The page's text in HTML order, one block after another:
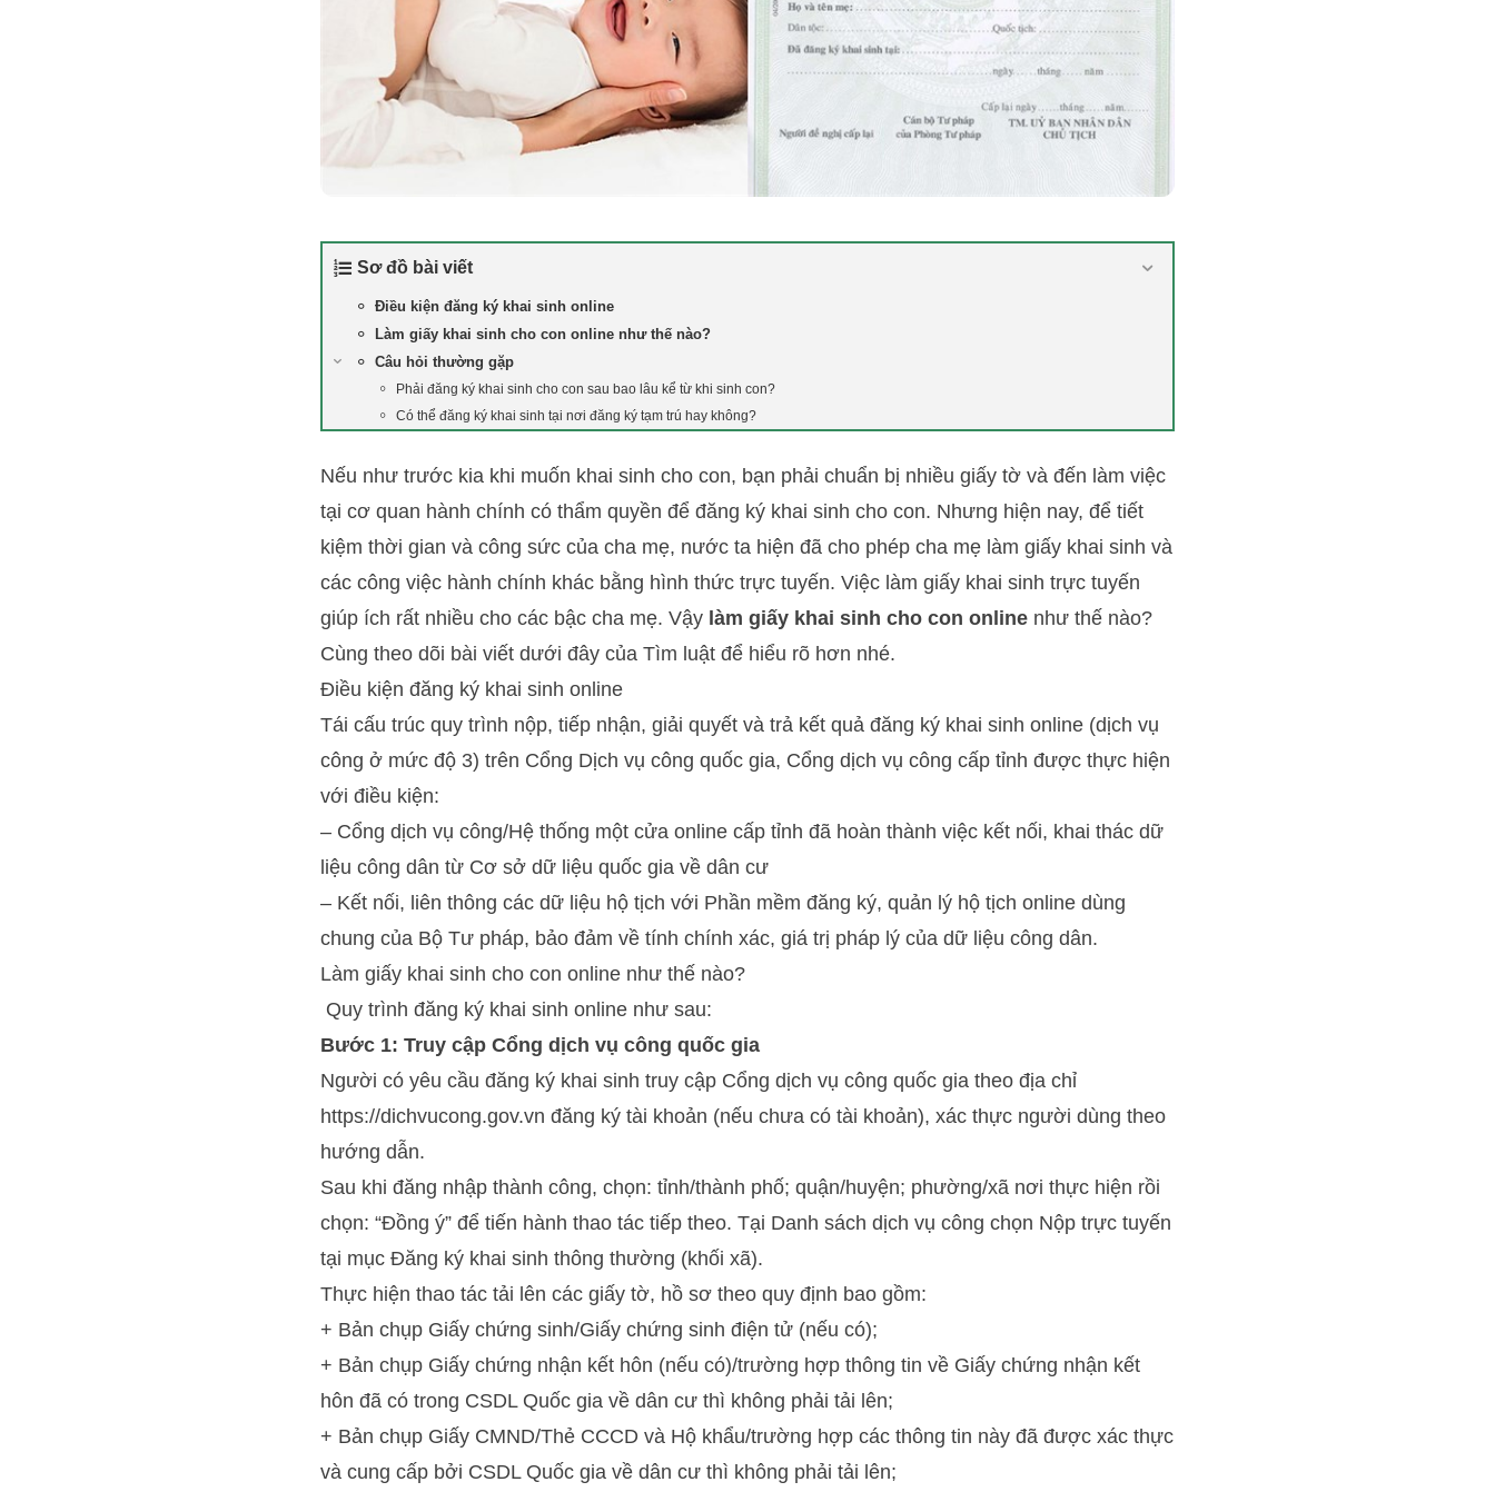
Sơ đồ bài viết
Điều kiện đăng ký khai sinh online
Làm giấy khai sinh cho con online như thế nào?
Câu hỏi thường gặp
Phải đăng ký khai sinh cho con sau bao lâu kể từ khi sinh con?
Có thể đăng ký khai sinh tại nơi đăng ký tạm trú hay không?
Nếu như trước kia khi muốn khai sinh cho con, bạn phải chuẩn bị nhiều giấy tờ và đến làm việc
tại cơ quan hành chính có thẩm quyền để đăng ký khai sinh cho con. Nhưng hiện nay, để tiết
kiệm thời gian và công sức của cha mẹ, nước ta hiện đã cho phép cha mẹ làm giấy khai sinh và
các công việc hành chính khác bằng hình thức trực tuyến. Việc làm giấy khai sinh trực tuyến
giúp ích rất nhiều cho các bậc cha mẹ. Vậy làm giấy khai sinh cho con online như thế nào?
Cùng theo dõi bài viết dưới đây của Tìm luật để hiểu rõ hơn nhé.
Điều kiện đăng ký khai sinh online
Tái cấu trúc quy trình nộp, tiếp nhận, giải quyết và trả kết quả đăng ký khai sinh online (dịch vụ
công ở mức độ 3) trên Cổng Dịch vụ công quốc gia, Cổng dịch vụ công cấp tỉnh được thực hiện
với điều kiện:
– Cổng dịch vụ công/Hệ thống một cửa online cấp tỉnh đã hoàn thành việc kết nối, khai thác dữ
liệu công dân từ Cơ sở dữ liệu quốc gia về dân cư
– Kết nối, liên thông các dữ liệu hộ tịch với Phần mềm đăng ký, quản lý hộ tịch online dùng
chung của Bộ Tư pháp, bảo đảm về tính chính xác, giá trị pháp lý của dữ liệu công dân.
Làm giấy khai sinh cho con online như thế nào?
Quy trình đăng ký khai sinh online như sau:
Bước 1: Truy cập Cổng dịch vụ công quốc gia
Người có yêu cầu đăng ký khai sinh truy cập Cổng dịch vụ công quốc gia theo địa chỉ
https://dichvucong.gov.vn đăng ký tài khoản (nếu chưa có tài khoản), xác thực người dùng theo
hướng dẫn.
Sau khi đăng nhập thành công, chọn: tỉnh/thành phố; quận/huyện; phường/xã nơi thực hiện rồi
chọn: “Đồng ý” để tiến hành thao tác tiếp theo. Tại Danh sách dịch vụ công chọn Nộp trực tuyến
tại mục Đăng ký khai sinh thông thường (khối xã).
Thực hiện thao tác tải lên các giấy tờ, hồ sơ theo quy định bao gồm:
+ Bản chụp Giấy chứng sinh/Giấy chứng sinh điện tử (nếu có);
+ Bản chụp Giấy chứng nhận kết hôn (nếu có)/trường hợp thông tin về Giấy chứng nhận kết
hôn đã có trong CSDL Quốc gia về dân cư thì không phải tải lên;
+ Bản chụp Giấy CMND/Thẻ CCCD và Hộ khẩu/trường hợp các thông tin này đã được xác thực
và cung cấp bởi CSDL Quốc gia về dân cư thì không phải tải lên;